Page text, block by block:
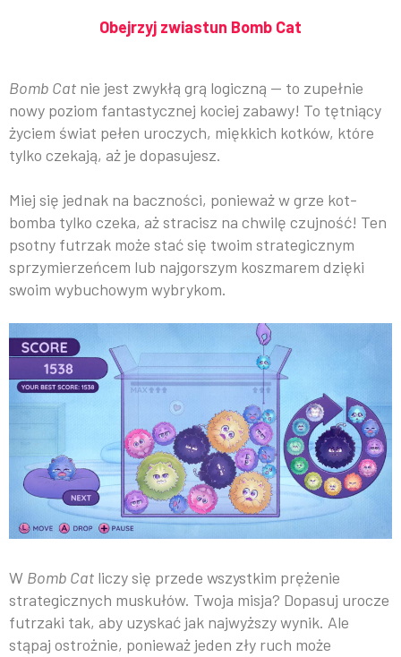
Obejrzyj zwiastun Bomb Cat
Bomb Cat nie jest zwykłą grą logiczną — to zupełnie
nowy poziom fantastycznej kociej zabawy! To tętniący
życiem świat pełen uroczych, miękkich kotków, które
tylko czekają, aż je dopasujesz.
Miej się jednak na baczności, ponieważ w grze kot-
bomba tylko czeka, aż stracisz na chwilę czujność! Ten
psotny futrzak może stać się twoim strategicznym
sprzymierzeńcem lub najgorszym koszmarem dzięki
swoim wybuchowym wybrykom.
W Bomb Cat liczy się przede wszystkim prężenie
strategicznych muskułów. Twoja misja? Dopasuj urocze
futrzaki tak, aby uzyskać jak najwyższy wynik. Ale
stąpaj ostrożnie, ponieważ jeden zły ruch może